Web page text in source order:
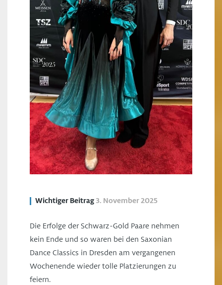
Wichtiger Beitrag 3. November 2025
Die Erfolge der Schwarz-Gold Paare nehmen
kein Ende und so waren bei den Saxonian
Dance Classics in Dresden am vergangenen
Wochenende wieder tolle Platzierungen zu
feiern.